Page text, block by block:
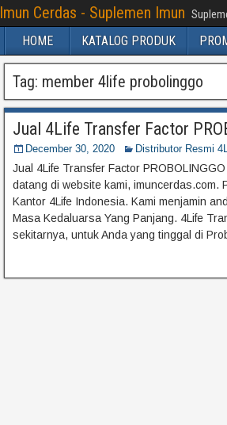
Imun Cerdas - Suplemen Imun
HOME KATALOG PRODUK
Tag: member 4life probolinggo
Jual 4Life Transfer Factor
December 30, 2020 Distributor Resmi
Jual 4Life Transfer Factor
datang di website kami, imuncerdas.com.
Kantor 4Life Indonesia. Kami menjamin
Masa Kedaluarsa Yang Panjang. 4Life
sekitarnya, untuk Anda yang tinggal di